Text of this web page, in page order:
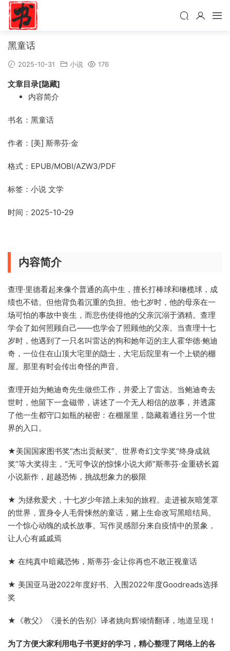
黑童话
2025-10-31 小说 176
文章目录[隐藏]
内容简介
书名：黑童话
作者：[美] 斯蒂芬·金
格式：EPUB/MOBI/AZW3/PDF
标签：小说 文学
时间：2025-10-29
内容简介
查理·里德看起来像个普通的高中生，擅长打棒球和橄榄球，成
绩也不错。但他背负着沉重的负担。他七岁时，他的母亲在一
场可怕的事故中丧生，而悲伤使得他的父亲沉溺于酒精。查理
学会了如何照顾自己——也学会了照顾他的父亲。当查理十七
岁时，他遇到了一只名叫雷达的狗和她年迈的主人霍华德·鲍迪
奇，一位住在山顶大宅里的隐士，大宅后院里有一个上锁的棚
屋。那里有时会传出奇怪的声音。
查理开始为鲍迪奇先生做些工作，并爱上了雷达。当鲍迪奇去
世时，他留下一盒磁带，讲述了一个无人相信的故事，并透露
了他一生都守口如瓶的秘密：在棚屋里，隐藏着通往另一个世
界的入口。
★美国国家图书奖“杰出贡献奖”、世界奇幻文学奖“终身成就
奖”等大奖得主，“无可争议的惊悚小说大师”斯蒂芬·金重磅长篇
小说新作，超越恐怖，挑战想象力的极限
★ 为拯救爱犬，十七岁少年踏上未知的旅程。走进被灰暗笼罩
的世界，置身令人毛骨悚然的童话，赌上生命改写黑暗结局。
一个惊心动魄的成长故事。写作灵感部分来自疫情中的景象，
让人心有戚戚焉
★ 在纯真中暗藏恐怖，斯蒂芬·金让你再也不敢正视童话
★ 美国亚马逊2022年度好书、入围2022年度Goodreads选择
奖
★《教父》《漫长的告别》译者姚向辉倾情翻译，地道呈现！
为了方便大家利用电子书更好的学习，精心整理了网络上的各